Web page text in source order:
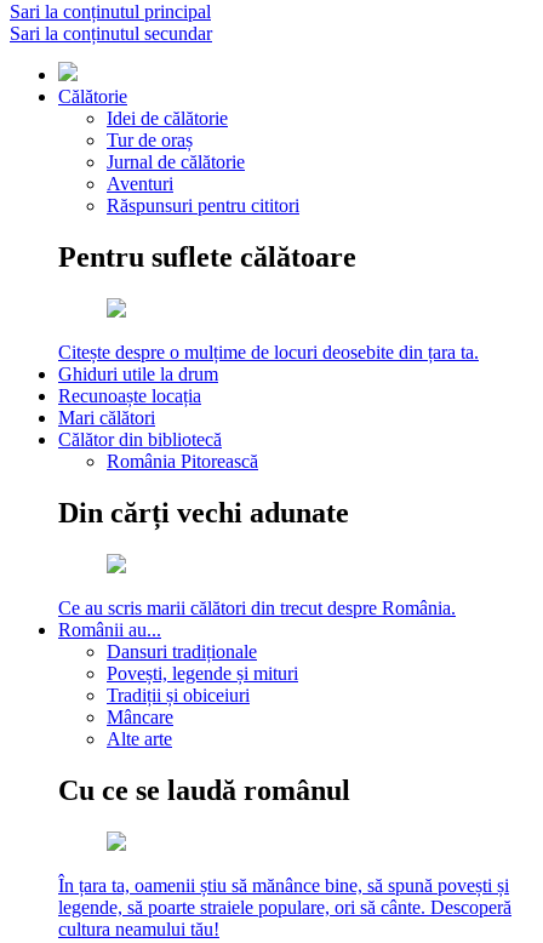
Sari la conținutul principal
Sari la conținutul secundar
Călătorie
Idei de călătorie
Tur de oraș
Jurnal de călătorie
Aventuri
Răspunsuri pentru cititori
Pentru suflete călătoare
Citește despre o mulțime de locuri deosebite din țara ta.
Ghiduri utile la drum
Recunoaște locația
Mari călători
Călător din bibliotecă
România Pitorească
Din cărți vechi adunate
Ce au scris marii călători din trecut despre România.
Românii au...
Dansuri tradiționale
Povești, legende și mituri
Tradiții și obiceiuri
Mâncare
Alte arte
Cu ce se laudă românul
În țara ta, oamenii știu să mănânce bine, să spună povești și
legende, să poarte straiele populare, ori să cânte. Descoperă
cultura neamului tău!